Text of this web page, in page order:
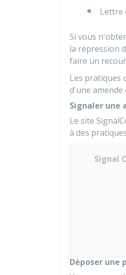
Lettre
Si vous
la répression
faire un
Les pratiques
d'une amende
Signaler une
Le site
à des
Signal
Déposer une